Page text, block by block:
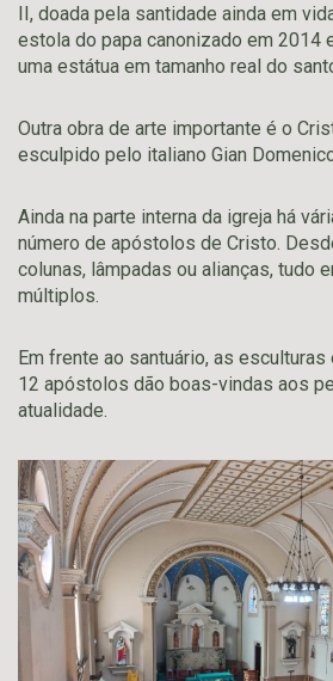
II, doada pela santidade ainda em
estola do papa canonizado em 2014
uma estátua em tamanho real do
Outra obra de arte importante é o
esculpido pelo italiano Gian
Ainda na parte interna da igreja há
número de apóstolos de Cristo.
colunas, lâmpadas ou alianças, tudo
múltiplos.
Em frente ao santuário, as esculturas
12 apóstolos dão boas-vindas aos
atualidade.